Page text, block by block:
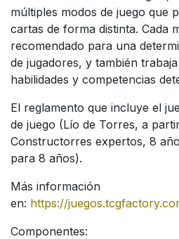
múltiples modos de juego que
cartas de forma distinta. Cada
recomendado para una
de jugadores, y también
habilidades y competencias
El reglamento que incluye el
de juego (Lío de Torres, a
Constructorres expertos, 8
para 8 años).
Más información
en: https://
Componentes: